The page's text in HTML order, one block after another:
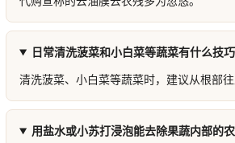
日常清洗菠菜和小白菜等蔬菜有什么技巧
清洗菠菜、小白菜等蔬菜时，建议从根部
用盐水或小苏打浸泡能去除果蔬内部的农